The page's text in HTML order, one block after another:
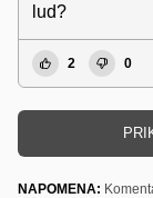
lud?
2 0
NAPOMENA: